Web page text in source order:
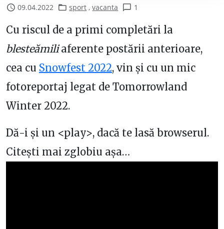
09.04.2022 sport ,vacanta 1
Cu riscul de a primi completări la
blesteămiliaferente postării anterioare,
cea cu Snowfest 2022, vin și cu un mic
fotoreportaj legat de Tomorrowland
Winter 2022.
Dă-i și un <play>, dacă te lasă browserul.
Citești mai zglobiu așa…